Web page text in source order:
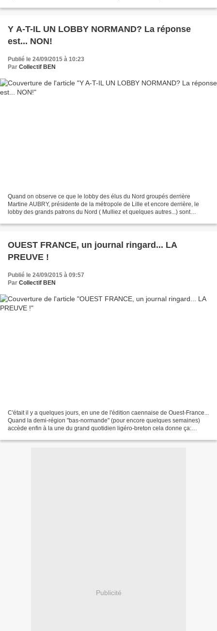
Y A-T-IL UN LOBBY NORMAND? La réponse
est... NON!
Publié le 24/09/2015 à 10:23
Par Collectif BEN
Quand on observe ce que le lobby des élus du Nord groupés derrière
Martine AUBRY, présidente de la métropole de Lille et encore derrière, le
lobby des grands patrons du Nord ( Mulliez et quelques autres...) sont
OUEST FRANCE, un journal ringard... LA
PREUVE !
Publié le 24/09/2015 à 09:57
Par Collectif BEN
C'était il y a quelques jours, en une de l'édition caennaise de Ouest-France...
Quand la demi-région "bas-normande" (pour encore quelques semaines)
accède enfin à la une du grand quotidien ligéro-breton cela donne ça:
Publicité